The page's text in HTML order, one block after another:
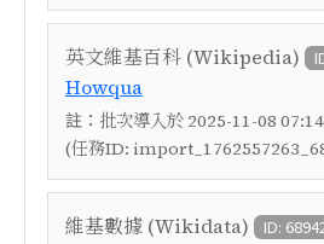
英文維基百科 (Wikipedia)
Howqua
註： 批次導入於 2025-11-08
(任務ID:
維基數據 (Wikidata) ID: